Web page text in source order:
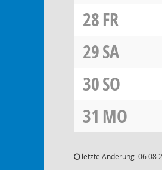
28FR
29SA
30SO
31 MO
letzte Änderung: